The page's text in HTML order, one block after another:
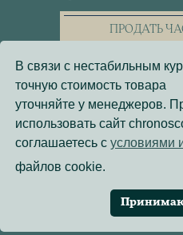
ПРОДАТЬ
Политика
Согласие на
Политика
Разработка сайта:
В связи с нестабильным
точную стоимость товара
уточняйте у менеджеров.
использовать сайт
соглашаетесь сусловиями
файлов cookie.